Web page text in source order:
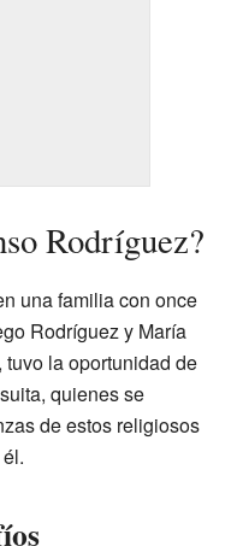
Rodríguez?
una familia con once
Rodríguez y María
la oportunidad de
quienes se
de estos religiosos